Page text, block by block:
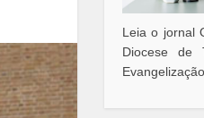
Leia o jornal
Diocese de
Evangelização